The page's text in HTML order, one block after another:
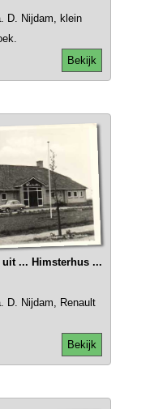
D. Nijdam, klein
Bekijk
... Himsterhus ...
D. Nijdam, Renault
Bekijk